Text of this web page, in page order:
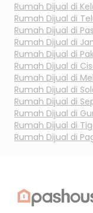
Rumah Dijual di
Rumah Dijual di
Rumah Dijual di
Rumah Dijual di
Rumah Dijual di
Rumah Dijual di
Rumah Dijual di
Rumah Dijual di
Rumah Dijual di
Rumah Dijual di
Rumah Dijual di
Rumah Dijual di